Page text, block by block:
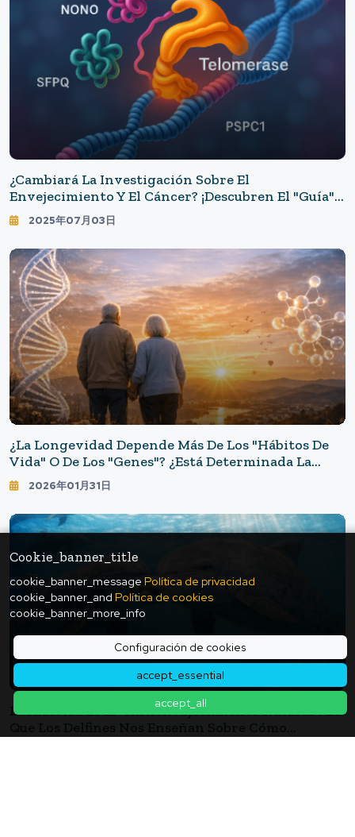
Cookie_banner_title
cookie_banner_message Política de privacidad
cookie_banner_and Política de cookies
cookie_banner_more_info
Configuración de cookies
accept_essential
accept_all
¿Cambiará La Investigación Sobre El
Envejecimiento Y El Cáncer? ¡Descubren El "guía"
De La Telomerasa! Un Cambio De Juego En El
Control Del Envejecimiento
2025年07月03日
¿La Longevidad Depende Más De Los "hábitos De
Vida" O De Los "genes"? ¿Está Determinada La
Mitad De Nuestra Esperanza De Vida Por La
Genética, Incluso Si Llevamos Un Estilo De Vida
Saludable?
2026年01月31日
La Amistad Es El "antienvejecimiento Natural": Lo
Que Los Delfines Nos Enseñan Sobre Cómo